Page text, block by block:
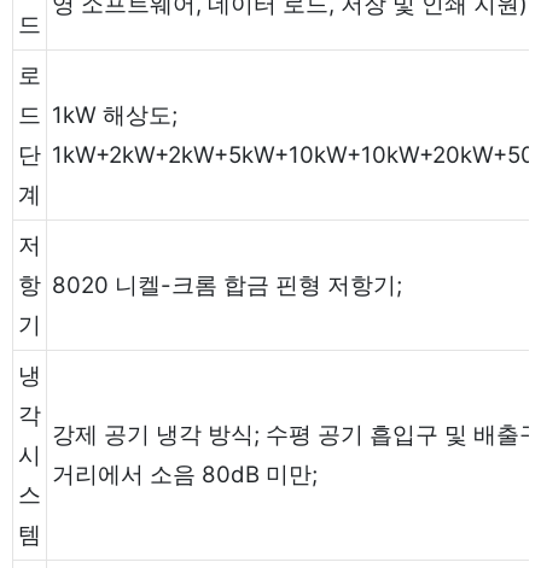
드
로
드
단
계
1kW 해상도;
저
항
기
8020 니켈-크롬 합금 핀형 저항기;
냉
각
시
스
템
강제 공기 냉각 방식; 수평 공기 흡입구 및 배출
거리에서 소음 80dB 미만;